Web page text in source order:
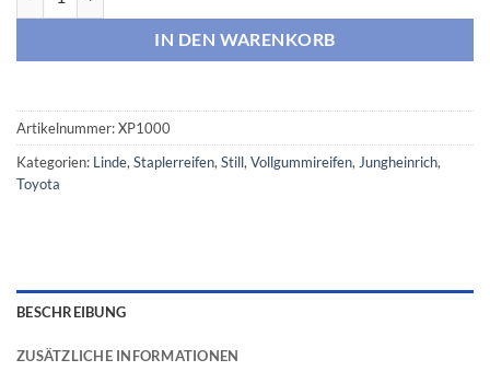
IN DEN WARENKORB
Artikelnummer:XP1000
Kategorien: Linde, Staplerreifen, Still, Vollgummireifen, Jungheinrich,
Toyota
BESCHREIBUNG
ZUSÄTZLICHE INFORMATIONEN